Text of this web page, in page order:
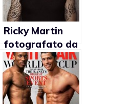
Ricky Martin
fotografato da
Mariano
Vivanco (gallery
e video)